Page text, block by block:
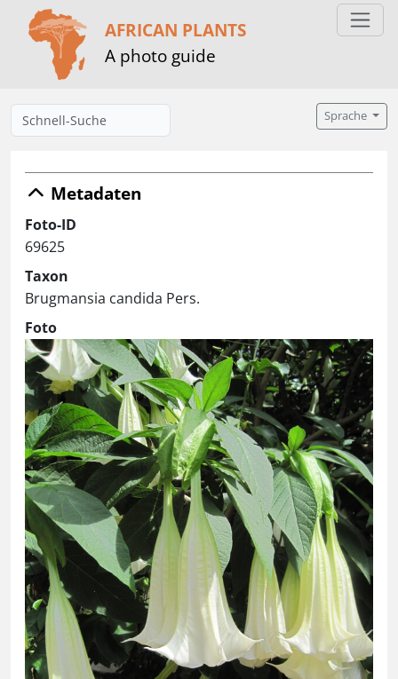
AFRICAN PLANTS
A photo guide
Sprache
Metadaten
Foto-ID
69625
Taxon
Brugmansia candida Pers.
Foto